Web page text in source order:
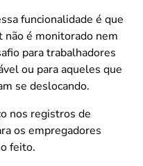
funcionalidade é que
é monitorado nem
para trabalhadores
ou para aqueles que
se deslocando.
nos registros de
os empregadores
feito.